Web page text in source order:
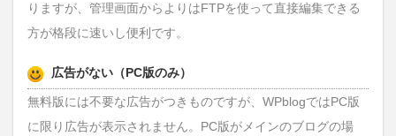
りますが、管理画面からよりはFTPを使って直接編集できる
方が格段に速いし便利です。
広告がない（PC版のみ）
無料版には不要な広告がつきものですが、WPblogではPC版
に限り広告が表示されません。PC版がメインのブログの場